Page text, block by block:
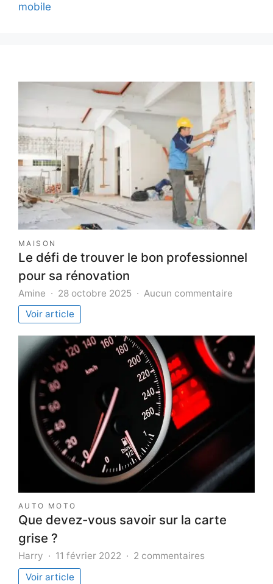
mobile
MAISON
Le défi de trouver le bon professionnel
pour sa rénovation
Amine 28 octobre 2025 Aucun commentaire
trouver
le
bon
Voir article
AUTO MOTO
Que devez-vous savoir sur la carte
grise ?
Harry 11 février 2022 2 commentaires
Voir article